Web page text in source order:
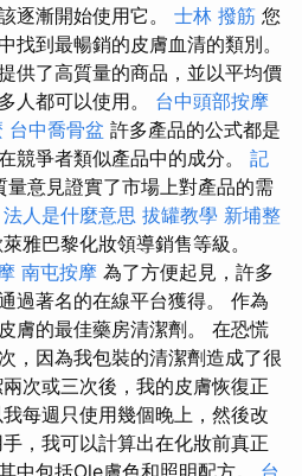
逐漸開始使用它。 士林 撥筋 您
找到最暢銷的皮膚血清的類別。
供了高質量的商品，並以平均價
人都可以使用。 台中頭部按摩
台中喬骨盆 許多產品的公式都是
競爭者類似產品中的成分。 記
量意見證實了市場上對產品的需
法人是什麼意思 拔罐教學 新埔整
雅巴黎化妝領導銷售等級。
南屯按摩 為了方便起見，許多
過著名的在線平台獲得。 作為
膚的最佳藥房清潔劑。 在恐慌
，因為我包裝的清潔劑造成了很
次或三次後，我的皮膚恢復正
每週只使用幾個晚上，然後改
，我可以計算出在化妝前真正
中包括Ole膚色和照明配方。 台